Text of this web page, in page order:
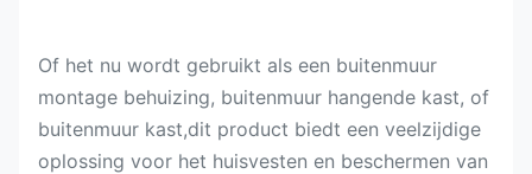
Of het nu wordt gebruikt als een buitenmuur
montage behuizing, buitenmuur hangende kast, of
buitenmuur kast,dit product biedt een veelzijdige
oplossing voor het huisvesten en beschermen van